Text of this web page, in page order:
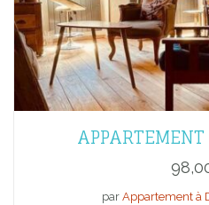
par Appartement à